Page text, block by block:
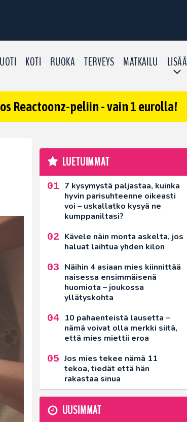
KOTI RUOKA TERVEYS MATKAILU LISÄÄ
Reactoonz-peliin - vain 1 eurolla!
LUETUIMMAT
7 kysymystä paljastaa, kuinka
hyvin parisuhteenne oikeasti
voi – uskallatko kysyä ne
kumppaniltasi?
Kävele näin monta askelta, jos
haluat laihtua yhden kilon
Näihin 4 asiaan mies kiinnittää
naisessa ensimmäisenä
huomiota – joukossa
yllätyskohta
10 pahaenteistä lausetta –
nämä voivat olla merkki siitä,
että mies miettii eroa
Jos mies tekee nämä 11
tekoa, tiedät että hän
rakastaa sinua
UUSIMMAT